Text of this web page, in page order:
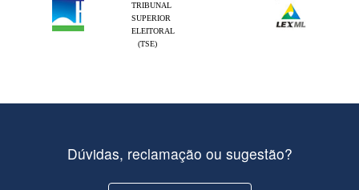
TRIBUNAL
SUPERIOR
ELEITORAL
(TSE)
Dúvidas, reclamação ou sugestão?